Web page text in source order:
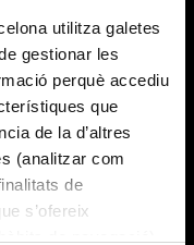
utilitza galetes
gestionar les
perquè accediu
que
de la d’altres
(analitzar com
de
s’ofereix